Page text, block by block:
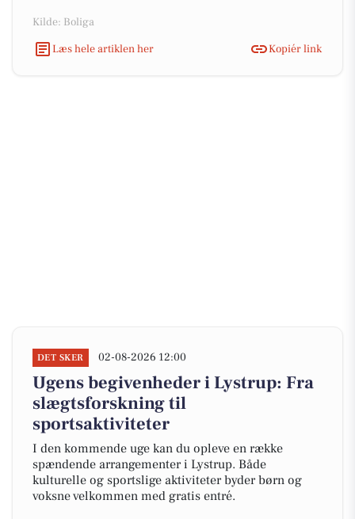
Kilde: Boliga
Læs hele artiklen her
Kopiér link
DET SKER 02-08-2026 12:00
Ugens begivenheder i Lystrup: Fra
slægtsforskning til
sportsaktiviteter
I den kommende uge kan du opleve en række
spændende arrangementer i Lystrup. Både
kulturelle og sportslige aktiviteter byder børn og
voksne velkommen med gratis entré.